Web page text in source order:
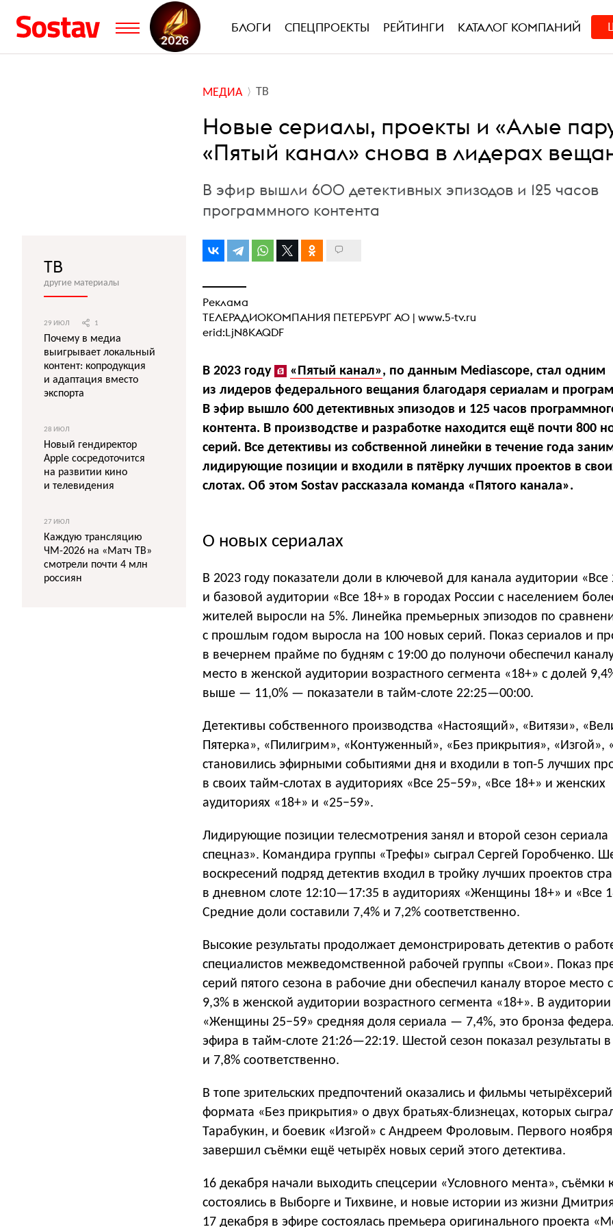
БЛОГИ СПЕЦПРОЕКТЫ РЕЙТИНГИ КАТАЛОГ КОМПАНИЙ
МЕДИА ТВ
Новые сериалы, проекты и «Алые
«Пятый канал» снова в лидерах
В эфир вышли 600 детективных эпизодов и 125 часов
программного контента
Реклама
ТЕЛЕРАДИОКОМПАНИЯ ПЕТЕРБУРГ АО | www.5-tv.ru
erid:LjN8KAQDF
В 2023 году «Пятый канал», по данным Mediascope, стал одним
из лидеров федерального вещания благодаря сериалам и
В эфир вышло 600 детективных эпизодов и 125 часов
контента. В производстве и разработке находится ещё почти 800
серий. Все детективы из собственной линейки в течение года
лидирующие позиции и входили в пятёрку лучших проектов в
слотах. Об этом Sostav рассказала команда «Пятого канала».
О новых сериалах
В 2023 году показатели доли в ключевой для канала аудитории «Все
и базовой аудитории «Все 18+» в городах России с населением
жителей выросли на 5%. Линейка премьерных эпизодов по
с прошлым годом выросла на 100 новых серий. Показ сериалов и
в вечернем прайме по будням с 19:00 до полуночи обеспечил
место в женской аудитории возрастного сегмента «18+» с долей
выше — 11,0% — показатели в тайм-слоте 22:25—00:00.
Детективы собственного производства «Настоящий», «Витязи»,
Пятерка», «Пилигрим», «Контуженный», «Без прикрытия», «Изгой»,
становились эфирными событиями дня и входили в топ-5 лучших
в своих тайм-слотах в аудиториях «Все 25−59», «Все 18+» и женских
аудиториях «18+» и «25−59».
Лидирующие позиции телесмотрения занял и второй сезон
спецназ». Командира группы «Трефы» сыграл Сергей Горобченко.
воскресений подряд детектив входил в тройку лучших проектов
в дневном слоте 12:10—17:35 в аудиториях «Женщины 18+» и «Все
Средние доли составили 7,4% и 7,2% соответственно.
Высокие результаты продолжает демонстрировать детектив о
специалистов межведомственной рабочей группы «Свои». Показ
серий пятого сезона в рабочие дни обеспечил каналу второе место
9,3% в женской аудитории возрастного сегмента «18+». В аудитории
«Женщины 25−59» средняя доля сериала — 7,4%, это бронза
эфира в тайм-слоте 21:26—22:19. Шестой сезон показал результаты
и 7,8% соответственно.
В топе зрительских предпочтений оказались и фильмы
формата «Без прикрытия» о двух братьях-близнецах, которых
Тарабукин, и боевик «Изгой» с Андреем Фроловым. Первого
завершил съёмки ещё четырёх новых серий этого детектива.
16 декабря начали выходить спецсерии «Условного мента», съёмки
состоялись в Выборге и Тихвине, и новые истории из жизни
17 декабря в эфире состоялась премьера оригинального проекта
ТВ
другие материалы
29 ИЮЛ 1
Почему в медиа
выигрывает локальный
контент: копродукция
и адаптация вместо
экспорта
28 ИЮЛ
Новый гендиректор
Apple сосредоточится
на развитии кино
и телевидения
27 ИЮЛ
Каждую трансляцию
ЧМ-2026 на «Матч ТВ»
смотрели почти 4 млн
россиян